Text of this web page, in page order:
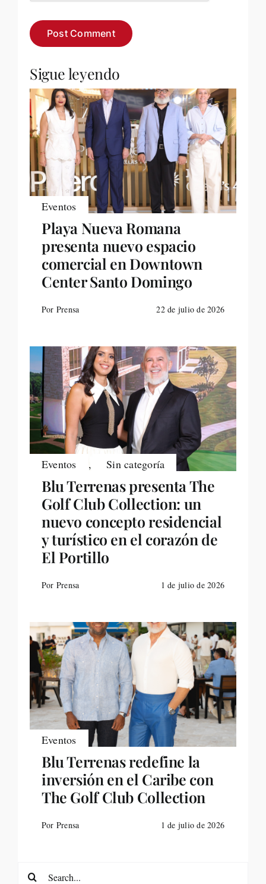
Sigue leyendo
Eventos
Playa Nueva Romana
presenta nuevo espacio
comercial en Downtown
Center Santo Domingo
Por Prensa 22 de julio de 2026
Eventos , Sin categoría
Blu Terrenas presenta The
Golf Club Collection: un
nuevo concepto residencial
y turístico en el corazón de
El Portillo
Por Prensa 1 de julio de 2026
Eventos
Blu Terrenas redefine la
inversión en el Caribe con
The Golf Club Collection
Por Prensa 1 de julio de 2026